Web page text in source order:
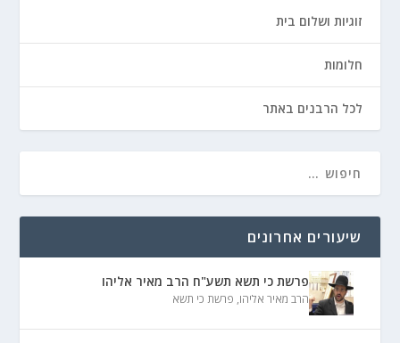
זוגיות ושלום בית
חלומות
לכל הרבנים באתר
שיעורים אחרונים
פרשת כי תשא תשע"ח הרב מאיר אליהו
הרב מאיר אליהו, פרשת כי תשא